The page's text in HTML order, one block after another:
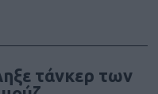
τάνκερ των